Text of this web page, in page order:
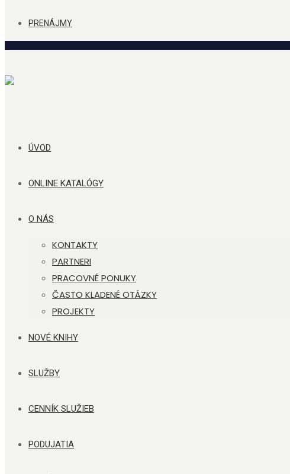
PRENÁJMY
ÚVOD
ONLINE KATALÓGY
O NÁS
KONTAKTY
PARTNERI
PRACOVNÉ PONUKY
ČASTO KLADENÉ OTÁZKY
PROJEKTY
NOVÉ KNIHY
SLUŽBY
CENNÍK SLUŽIEB
PODUJATIA